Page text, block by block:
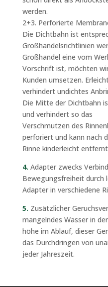
werden.
2+3. Perforierte
Die Dichtbahn ist
Großhandelsrichtlinien
Großhandel eine vom
Vorschrift ist, möchten
Kunden umsetzen.
verhindert undichtes
Die Mitte der Dichtbahn
und verhindert so das
Verschmutzen des
perforiert und kann nach
Rinne kinderleicht
4. Adapter zwecks
Bewegungsfreiheit durch
Adapter in verschiedene
5. Zusätzlicher
mangelndes Wasser in
höhe im Ablauf, dieser
das Durchdringen von
jeder Jahreszeit.